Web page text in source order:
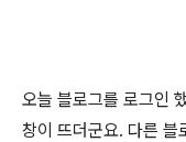
오늘 블로그를 로그인
창이 뜨더군요. 다른 블